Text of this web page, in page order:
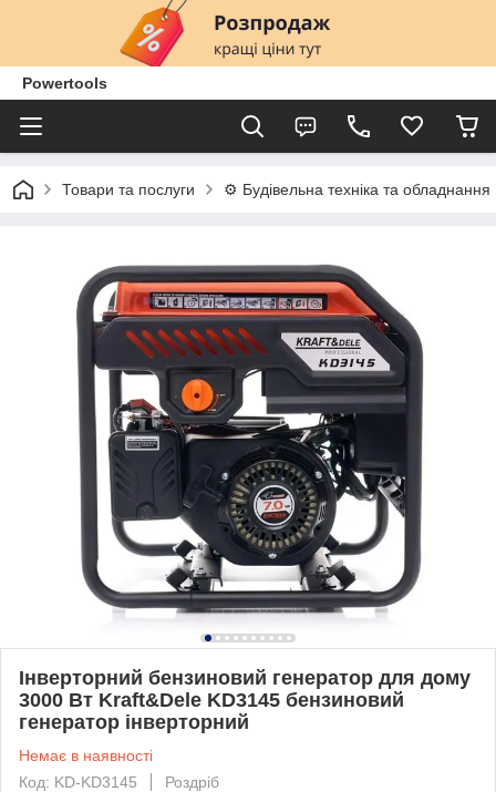
Powertools
Товари та послуги ⚙️ Будівельна техніка та обладнання
Інверторний бензиновий генератор для дому
3000 Вт Kraft&Dele KD3145 бензиновий
генератор інверторний
Немає в наявності
Код: KD-KD3145
Роздріб